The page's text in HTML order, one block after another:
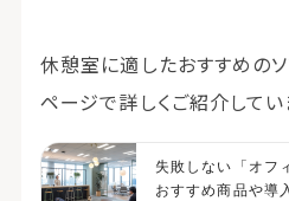
休憩室に適したおすすめの
ページで詳しくご紹介してい
失敗しない「オフ
おすすめ商品や導